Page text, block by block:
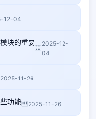
12-04
块的重要
2025-12-
04
2025-11-26
功能 2025-11-26